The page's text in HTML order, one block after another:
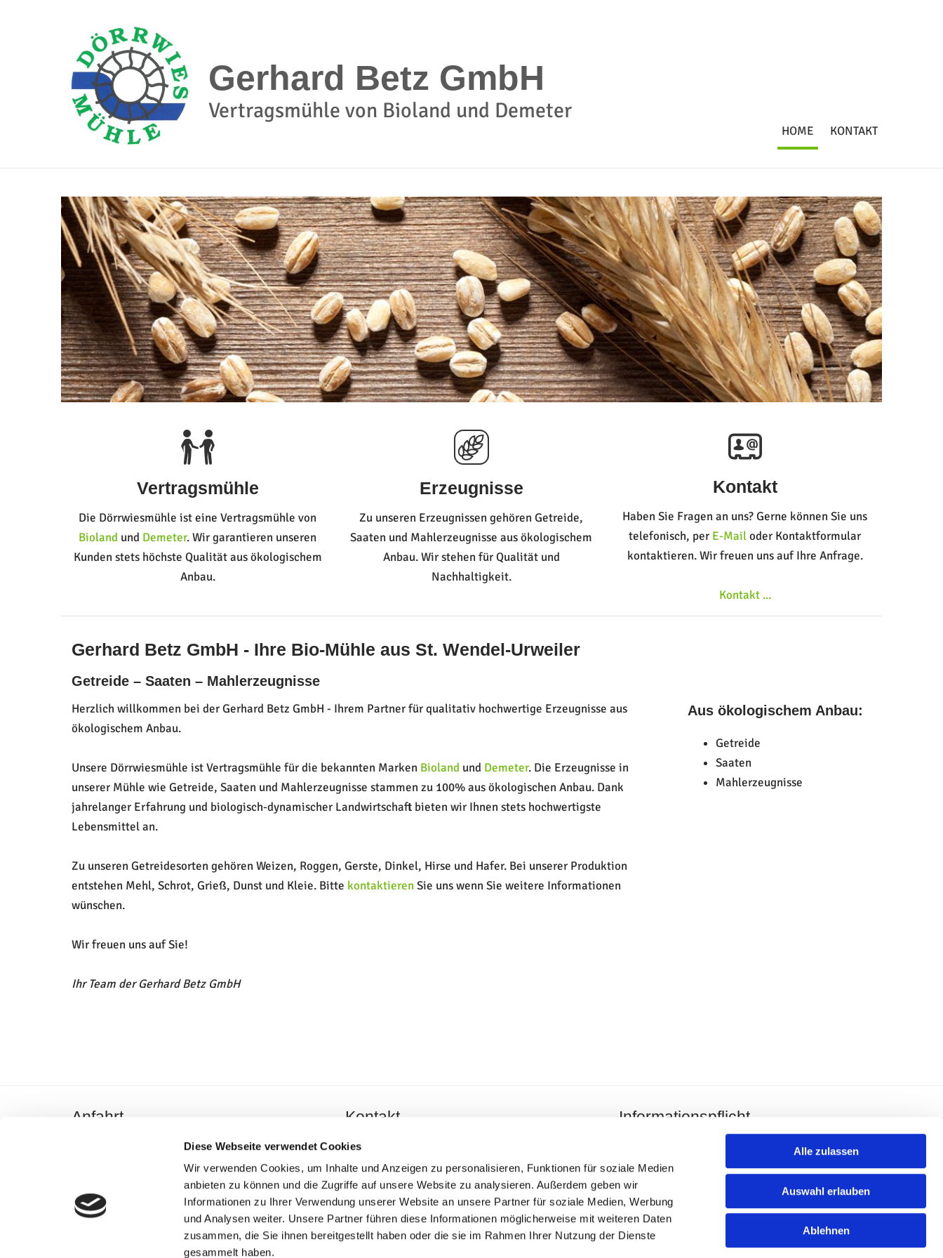
Diese Webseite verwendet Cookies
Wir verwenden Cookies, um Inhalte und Anzeigen zu personalisieren, Funktionen für soziale Medien
anbieten zu können und die Zugriffe auf unsere Website zu analysieren. Außerdem geben wir
Informationen zu Ihrer Verwendung unserer Website an unsere Partner für soziale Medien, Werbung
und Analysen weiter. Unsere Partner führen diese Informationen möglicherweise mit weiteren Daten
zusammen, die Sie ihnen bereitgestellt haben oder die sie im Rahmen Ihrer Nutzung der Dienste
gesammelt haben.
Alle zulassen
Auswahl erlauben
Ablehnen
Gerhard Betz GmbH
Vertragsmühle von Bioland und Demeter
HOME KONTAKT
Vertragsmühle
Die Dörrwiesmühle ist eine Vertragsmühle von
Bioland und Demeter. Wir garantieren unseren
Kunden stets höchste Qualität aus ökologischem
Anbau.
Erzeugnisse
Zu unseren Erzeugnissen gehören Getreide,
Saaten und Mahlerzeugnisse aus ökologischem
Anbau. Wir stehen für Qualität und
Nachhaltigkeit.
Kontakt
Haben Sie Fragen an uns? Gerne können Sie uns
telefonisch, per E-Mailoder Kontaktformular
kontaktieren. Wir freuen uns auf Ihre Anfrage.
Kontakt ...
Gerhard Betz GmbH - Ihre Bio-Mühle aus St. Wendel-Urweiler
Getreide – Saaten – Mahlerzeugnisse
Herzlich willkommen bei der Gerhard Betz GmbH - Ihrem Partner für qualitativ hochwertige Erzeugnisse aus
ökologischem Anbau.
Unsere Dörrwiesmühle ist Vertragsmühle für die bekannten Marken Bioland und Demeter. Die Erzeugnisse in
unserer Mühle wie Getreide, Saaten und Mahlerzeugnisse stammen zu 100% aus ökologischen Anbau. Dank
jahrelanger Erfahrung und biologisch-dynamischer Landwirtschaft bieten wir Ihnen stets hochwertigste
Lebensmittel an.
Zu unseren Getreidesorten gehören Weizen, Roggen, Gerste, Dinkel, Hirse und Hafer. Bei unserer Produktion
entstehen Mehl, Schrot, Grieß, Dunst und Kleie. Bitte kontaktierenSie uns wenn Sie weitere Informationen
wünschen.
Wir freuen uns auf Sie!
Ihr Team derGerhard Betz GmbH
Aus ökologischem Anbau:
Getreide
Saaten
Mahlerzeugnisse
Anfahrt
Bitte akzeptieren Sie Marketing-Cookies,
um diese Karte anzuzeigen.
Accept cookies
Kontakt
Gerhard Betz GmbH
66606 St. Wendel-Urweiler
Telefon:06851 2221
Telefax: 06851 83667
Informationspflicht
Datenschutzerklärung